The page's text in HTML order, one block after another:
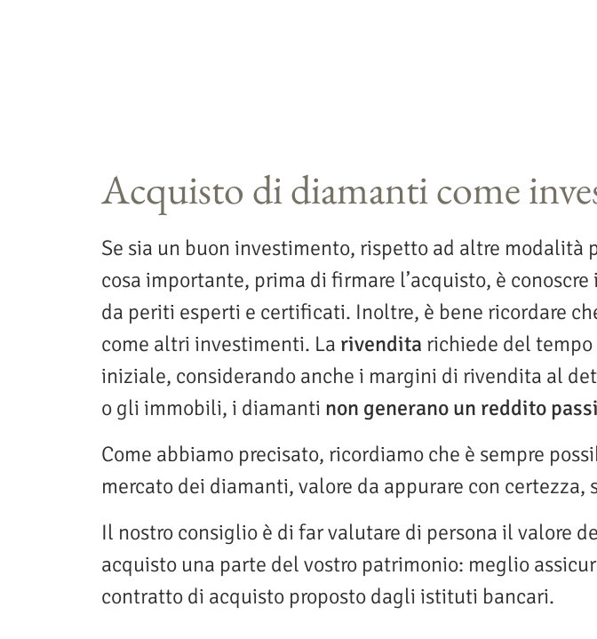
Acquisto di diamanti come
Se sia un buon investimento, rispetto ad altre
cosa importante, prima di firmare l’acquisto, è
da periti esperti e certificati. Inoltre, è bene ricordare
come altri investimenti. La rivendita richiede del
iniziale, considerando anche i margini di rivendita al
o gli immobili, i diamanti non generano un reddito
Come abbiamo precisato, ricordiamo che è sempre
mercato dei diamanti, valore da appurare con
Il nostro consiglio è di far valutare di persona il valore
acquisto una parte del vostro patrimonio: meglio
contratto di acquisto proposto dagli istituti bancari.